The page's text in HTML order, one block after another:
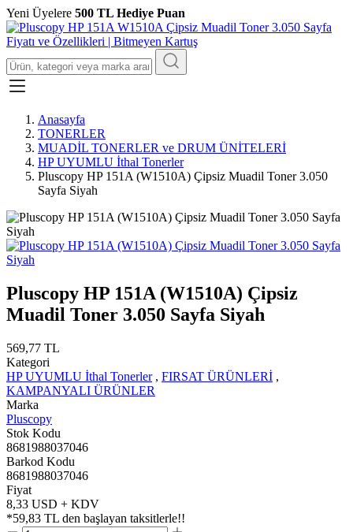
Yeni Üyelere 500 TL Hediye Puan
Anasayfa
TONERLER
MUADİL TONERLER ve DRUM ÜNİTELERİ
HP UYUMLU İthal Tonerler
Pluscopy HP 151A (W1510A) Çipsiz Muadil Toner 3.050
Sayfa Siyah
Pluscopy HP 151A (W1510A) Çipsiz
Muadil Toner 3.050 Sayfa Siyah
569,77 TL
Kategori
HP UYUMLU İthal Tonerler , FIRSAT ÜRÜNLERİ ,
KAMPANYALI ÜRÜNLER
Marka
Pluscopy
Stok Kodu
8681988037046
Barkod Kodu
8681988037046
Fiyat
8,33 USD + KDV
*59,83 TL den başlayan taksitlerle!!